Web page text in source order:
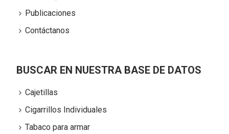
Publicaciones
Contáctanos
BUSCAR EN NUESTRA BASE DE DATOS
Cajetillas
Cigarrillos Individuales
Tabaco para armar